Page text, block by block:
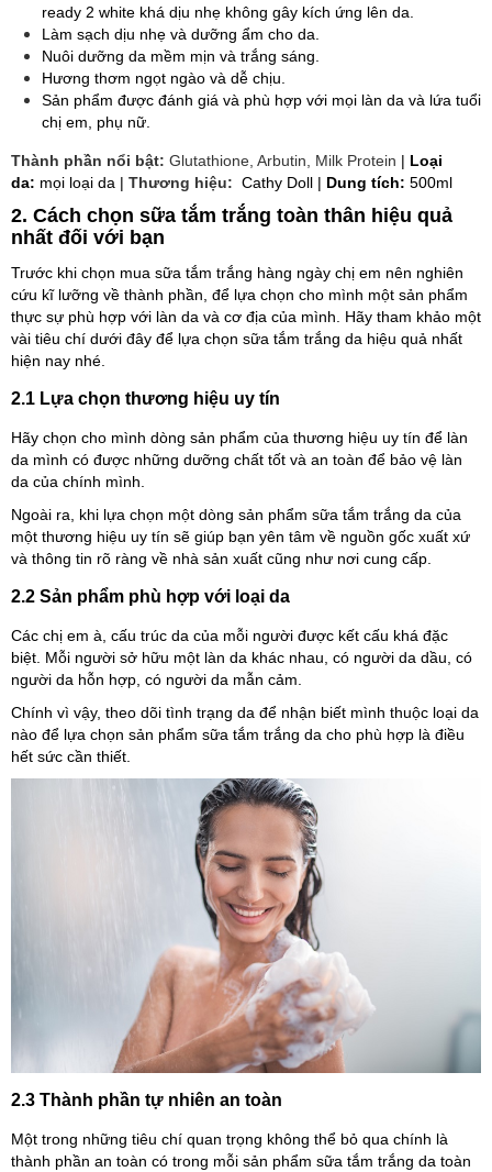
ready 2 white khá dịu nhẹ không gây kích ứng lên da.
Làm sạch dịu nhẹ và dưỡng ẩm cho da.
Nuôi dưỡng da mềm mịn và trắng sáng.
Hương thơm ngọt ngào và dễ chịu.
Sản phẩm được đánh giá và phù hợp với mọi làn da và lứa tuổi
chị em, phụ nữ.
Thành phần nổi bật: Glutathione, Arbutin, Milk Protein | Loại
da: mọi loại da | Thương hiệu: Cathy Doll | Dung tích: 500ml
2. Cách chọn sữa tắm trắng toàn thân hiệu quả
nhất đối với bạn
Trước khi chọn mua sữa tắm trắng hàng ngày chị em nên nghiên
cứu kĩ lưỡng về thành phần, để lựa chọn cho mình một sản phẩm
thực sự phù hợp với làn da và cơ địa của mình. Hãy tham khảo một
vài tiêu chí dưới đây để lựa chọn sữa tắm trắng da hiệu quả nhất
hiện nay nhé.
2.1 Lựa chọn thương hiệu uy tín
Hãy chọn cho mình dòng sản phẩm của thương hiệu uy tín để làn
da mình có được những dưỡng chất tốt và an toàn để bảo vệ làn
da của chính mình.
Ngoài ra, khi lựa chọn một dòng sản phẩm sữa tắm trắng da của
một thương hiệu uy tín sẽ giúp bạn yên tâm về nguồn gốc xuất xứ
và thông tin rõ ràng về nhà sản xuất cũng như nơi cung cấp.
2.2 Sản phẩm phù hợp với loại da
Các chị em à, cấu trúc da của mỗi người được kết cấu khá đặc
biệt. Mỗi người sở hữu một làn da khác nhau, có người da dầu, có
người da hỗn hợp, có người da mẫn cảm.
Chính vì vậy, theo dõi tình trạng da để nhận biết mình thuộc loại da
nào để lựa chọn sản phẩm sữa tắm trắng da cho phù hợp là điều
hết sức cần thiết.
2.3 Thành phần tự nhiên an toàn
Một trong những tiêu chí quan trọng không thể bỏ qua chính là
thành phần an toàn có trong mỗi sản phẩm sữa tắm trắng da toàn